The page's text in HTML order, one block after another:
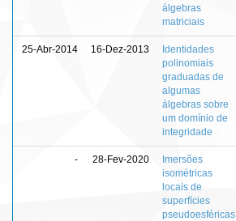
álgebras
matriciais
25-Abr-2014 16-Dez-2013
Identidades
polinomiais
graduadas de
algumas
álgebras sobre
um domínio de
integridade
- 28-Fev-2020
Imersões
isométricas
locais de
superfícies
pseudoesféricas